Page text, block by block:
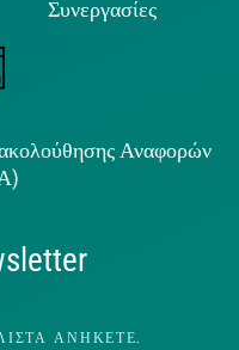
Συνεργασίες
Αναφορών
ΑΝΉΚΕΤΕ.